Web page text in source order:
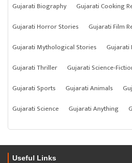
Gujarati Biography
Gujarati Cooking
Gujarati Horror Stories
Gujarati Film
Gujarati Mythological Stories
Gujarati
Gujarati Thriller
Gujarati Science-
Gujarati Sports
Gujarati Animals
Gujarati Science
Gujarati Anything
Useful Links